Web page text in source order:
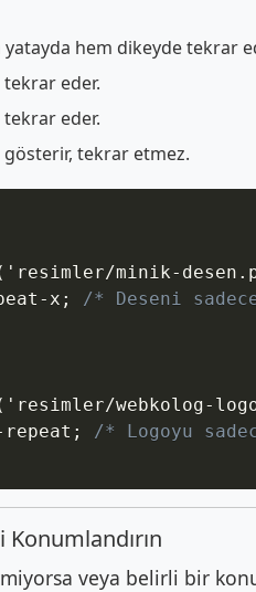
yatayda hem dikeyde tekrar
tekrar eder.
tekrar eder.
gösterir, tekrar etmez.
'resimler/minik-
x ;
/* Deseni
'resimler/webkolog-
repeat ;
/* Logoyu
Konumlandırın
veya belirli bir